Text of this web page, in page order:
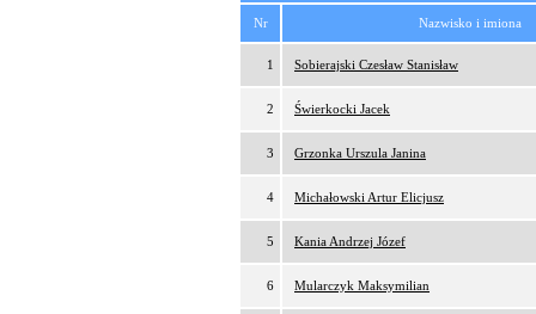
Nr Nazwisko i imiona
1 Sobierajski Czesław Stanisław
2 Świerkocki Jacek
3 Grzonka Urszula Janina
4 Michałowski Artur Elicjusz
5 Kania Andrzej Józef
6 Mularczyk Maksymilian